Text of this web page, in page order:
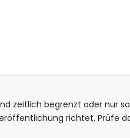
zeitlich begrenzt oder nur
richtet. Prüfe